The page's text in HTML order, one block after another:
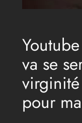
va se
pour